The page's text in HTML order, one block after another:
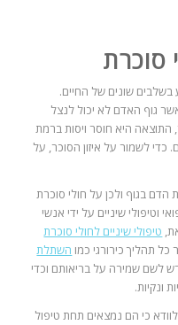
סוכרת
שונים של החיים.
גוף האדם לא יכול לנצל
התוצאה היא חוסר ויסות ברמת
לשמור על איזון הסוכר, על
בגוף ולכן על חולי סוכרת
וטיפולי שיניים על ידי אנשי
טיפולי שיניים לחולי סוכרת
כל תהליך כירורגי כמו השתלת
לשם שמירה על בריאותם וכדי
ונקיות.
לוודא כי הם נמצאים תחת טיפול